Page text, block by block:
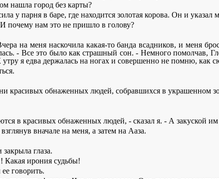
нашла город без карты?
у парня в баре, где находится золотая корова. Он и указал
почему нам это не пришло в голову?
на меня наскочила какая-то банда всадников, и меня
- Все это было как страшный сон. - Немного помолчав,
я едва держалась на ногах и совершенно не помню, как
красивых обнаженных людей, собравшихся в украшенном
в красивых обнаженных людей, - сказал я. - А закуской
вначале на меня, а затем на Ааза.
глаза.
ирония судьбы!
говорить.